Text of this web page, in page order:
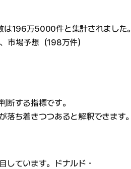
196万5000件と集計されました。
市場予想（198万件）
断する指標です。
ち着きつつあると解釈できます。
しています。ドナルド・